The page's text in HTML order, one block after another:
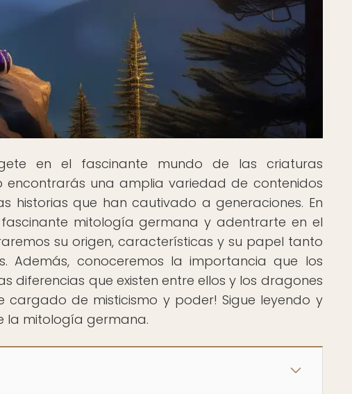
en el fascinante mundo de las criaturas
encontrarás una amplia variedad de contenidos
historias que han cautivado a generaciones. En
mitología germana y adentrarte en el
su origen, características y su papel tanto
Además, conoceremos la importancia que los
diferencias que existen entre ellos y los dragones
cargado de misticismo y poder! Sigue leyendo y
la mitología germana.